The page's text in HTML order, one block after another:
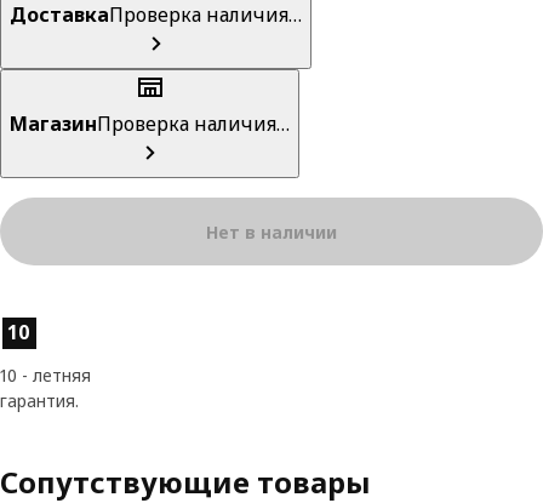
ДоставкаПроверка наличия…
МагазинПроверка наличия…
Нет в наличии
Характеристики товара
10
10 - летняя
гарантия.
Сопутствующие товары